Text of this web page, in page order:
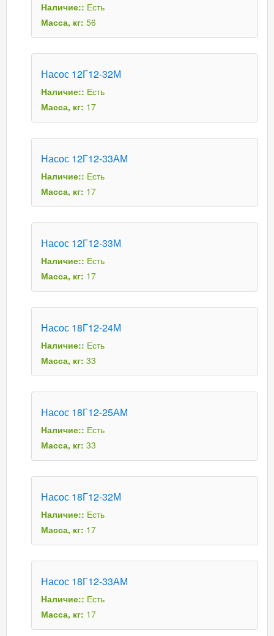
Наличие:: Есть
Масса, кг: 56
Насос 12Г12-32М
Наличие:: Есть
Масса, кг: 17
Насос 12Г12-33АМ
Наличие:: Есть
Масса, кг: 17
Насос 12Г12-33М
Наличие:: Есть
Масса, кг: 17
Насос 18Г12-24М
Наличие:: Есть
Масса, кг: 33
Насос 18Г12-25АМ
Наличие:: Есть
Масса, кг: 33
Насос 18Г12-32М
Наличие:: Есть
Масса, кг: 17
Насос 18Г12-33АМ
Наличие:: Есть
Масса, кг: 17